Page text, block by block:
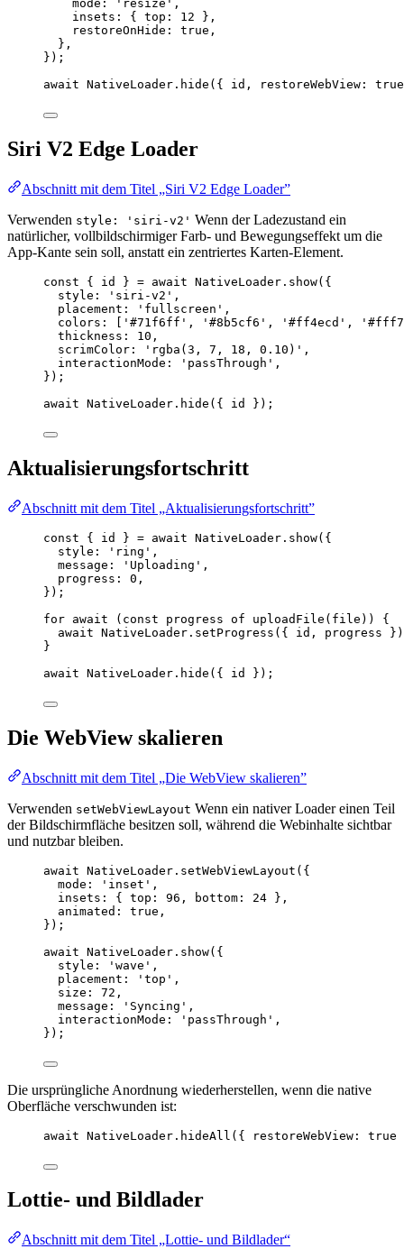
mode:
'resize' ,
insets: { top: 12 },
restoreOnHide: true ,
},
});
await NativeLoader. hide ({ id, restoreWebView: true
Siri V2 Edge Loader
Abschnitt mit dem Titel „Siri V2 Edge Loader”
Verwenden style: 'siri-v2' Wenn der Ladezustand ein
natürlicher, vollbildschirmiger Farb- und Bewegungseffekt um die
App-Kante sein soll, anstatt ein zentriertes Karten-Element.
const { id } = await NativeLoader. show({
style:
'siri-v2' ,
placement:
'fullscreen' ,
colors: [
'#71f6ff' , '#8b5cf6' , '#ff4ecd' ,
thickness: 10 ,
scrimColor:
'rgba(3, 7, 18, 0.10)' ,
interactionMode:
'passThrough' ,
});
await NativeLoader. hide ({ id });
Aktualisierungsfortschritt
Abschnitt mit dem Titel „Aktualisierungsfortschritt”
const { id } = await NativeLoader. show({
style:
'ring' ,
message:
'Uploading' ,
progress: 0 ,
});
for await ( const progress of uploadFile (file)) {
await NativeLoader. setProgress ({ id, progress
}
await NativeLoader. hide ({ id });
Die WebView skalieren
Abschnitt mit dem Titel „Die WebView skalieren”
Verwenden setWebViewLayout Wenn ein nativer Loader einen Teil
der Bildschirmfläche besitzen soll, während die Webinhalte sichtbar
und nutzbar bleiben.
await NativeLoader. setWebViewLayout ({
mode:
'inset' ,
insets: { top: 96 , bottom: 24 },
animated: true ,
});
await NativeLoader. show({
style:
'wave' ,
placement:
'top' ,
size: 72 ,
message:
'Syncing' ,
interactionMode:
'passThrough' ,
});
Die ursprüngliche Anordnung wiederherstellen, wenn die native
Oberfläche verschwunden ist:
await NativeLoader. hideAll ({ restoreWebView: true
Lottie- und Bildlader
Abschnitt mit dem Titel „Lottie- und Bildlader“